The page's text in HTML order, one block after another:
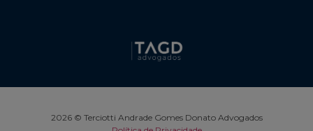
2026 © Terciotti Andrade Gomes Donato Advogados